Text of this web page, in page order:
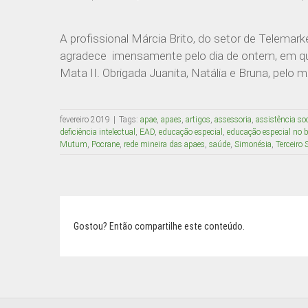
A profissional Márcia Brito, do setor de
agradece imensamente pelo dia de ontem, em
Mata II. Obrigada Juanita, Natália e Bruna, pelo
fevereiro 2019 Tags: apae, apaes, artigos, assessoria, assistência
deficiência intelectual , EAD, educação especial , educação especial no
Mutum, Pocrane, rede mineira das apaes, saúde, Simonésia, Terceiro
Gostou? Então compartilhe este conteúdo.